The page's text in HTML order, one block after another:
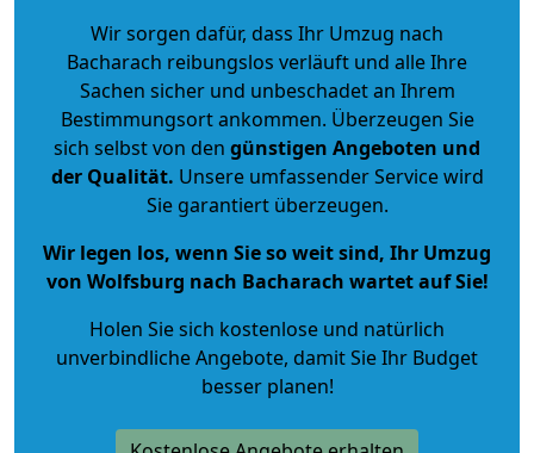
Wir sorgen dafür, dass Ihr Umzug nach
Bacharach reibungslos verläuft und alle Ihre
Sachen sicher und unbeschadet an Ihrem
Bestimmungsort ankommen. Überzeugen Sie
sich selbst von den günstigen Angeboten und
der Qualität. Unsere umfassender Service wird
Sie garantiert überzeugen.
Wir legen los, wenn Sie so weit sind, Ihr Umzug
von Wolfsburg nach Bacharach wartet auf Sie!
Holen Sie sich kostenlose und natürlich
unverbindliche Angebote, damit Sie Ihr Budget
besser planen!